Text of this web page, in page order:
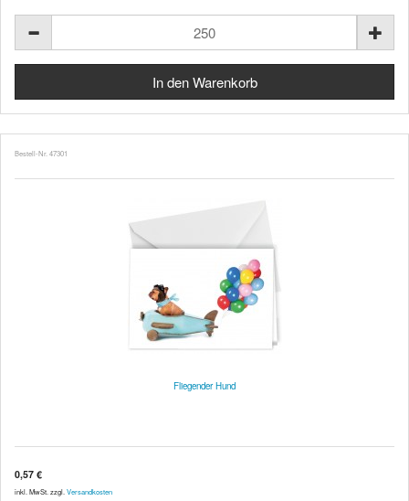
Bestell-Nr. 47301
Fliegender Hund
0,57 €
inkl. MwSt. zzgl. Versandkosten